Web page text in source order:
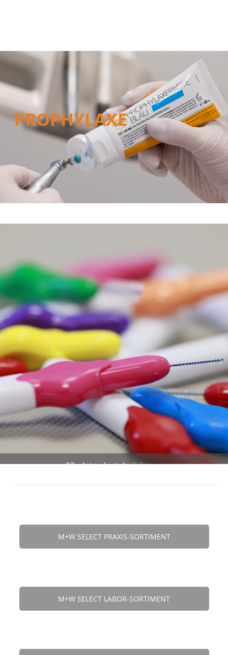
PROPHYLAXE
02 - Interdentalreinigung
M+W SELECT PRAXIS-SORTIMENT
M+W SELECT LABOR-SORTIMENT